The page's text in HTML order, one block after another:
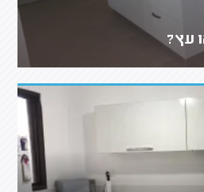
עץ?